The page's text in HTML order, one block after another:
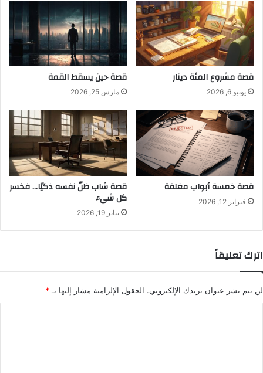
قصة مشروع المئة دينار
يونيو 6, 2026
قصة حين يسقط القمة
مارس 25, 2026
قصة خمسة أبواب مغلقة
فبراير 12, 2026
قصة شاب ظنّ نفسه ذكيّا… فخسر
كل شيء
يناير 19, 2026
اترك تعليقاً
لن يتم نشر عنوان بريدك الإلكتروني. الحقول الإلزامية مشار إليها بـ*